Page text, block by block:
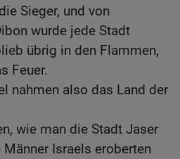
Sieger, und von
wurde jede Stadt
übrig in den Flammen,
Feuer.
nahmen also das Land der
wie man die Stadt Jaser
Israels eroberten